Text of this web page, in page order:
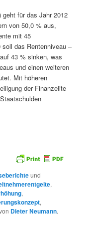
geht für das Jahr 2012
von 50,0 % aus,
mit 45
das Rentenniveau –
43 % sinken, was
und einen weiteren
Mit höheren
der Finanzelite
und
,
,
,
Dieter Neumann.